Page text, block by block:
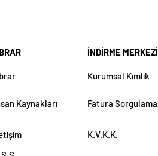
Kaynakları
İNDİRME MERKEZİ
Kurumsal Kimlik
Fatura Sorgulama
K.V.K.K.